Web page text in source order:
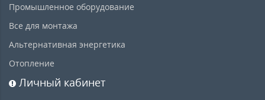
Промышленное оборудование
Все для монтажа
Альтернативная энергетика
Отопление
Личный кабинет